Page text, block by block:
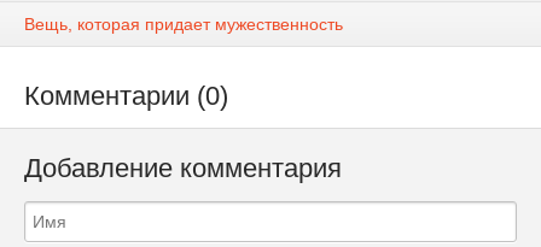
Вещь, которая придает мужественность
Комментарии (0)
Добавление комментария